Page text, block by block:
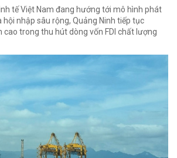
tế Việt Nam đang hướng tới mô hình phát
hội nhập sâu rộng, Quảng Ninh tiếp tục
cao trong thu hút dòng vốn FDI chất lượng